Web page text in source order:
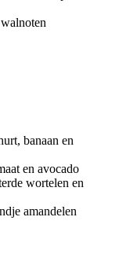
banaan en
en avocado
wortelen en
amandelen